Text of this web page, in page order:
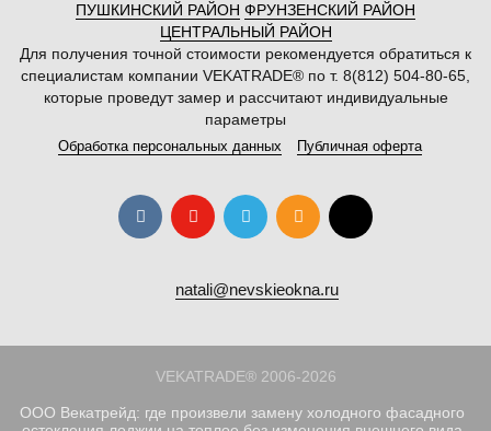
ПУШКИНСКИЙ РАЙОН ФРУНЗЕНСКИЙ РАЙОН
ЦЕНТРАЛЬНЫЙ РАЙОН
Для получения точной стоимости рекомендуется обратиться к
специалистам компании VEKATRADE® по т. 8(812) 504-80-65,
которые проведут замер и рассчитают индивидуальные
параметры
Обработка персональных данных Публичная оферта
natali@nevskieokna.ru
VEKATRADE® 2006-2026
ООО Векатрейд: где произвели замену холодного фасадного